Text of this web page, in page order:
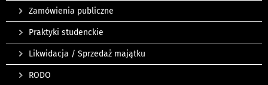
Zamówienia publiczne
Praktyki studenckie
Likwidacja / Sprzedaż majątku
RODO